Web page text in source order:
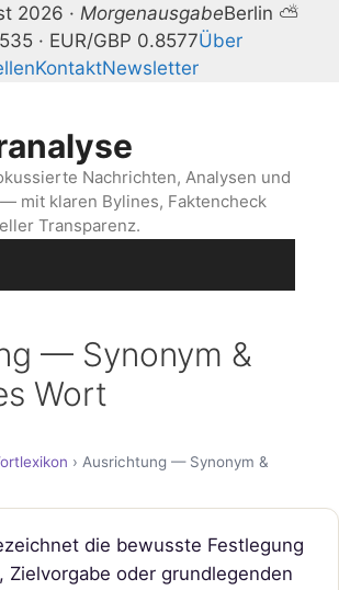
2026 · MorgenausgabeBerlin ⛅
· EUR/GBP 0.8577Über
KontaktNewsletter
Nachrichten, Analysen und
mit klaren Bylines, Faktencheck
Transparenz.
— Synonym &
Wort
› Ausrichtung — Synonym &
die bewusste Festlegung
Zielvorgabe oder grundlegenden